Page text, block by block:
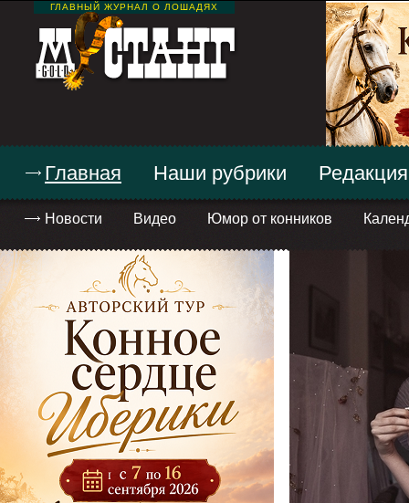
ГЛАВНЫЙ ЖУРНАЛ О ЛОШАДЯХ
Главная
Новости Видео Юмор от конников
Наши рубрики Редакция